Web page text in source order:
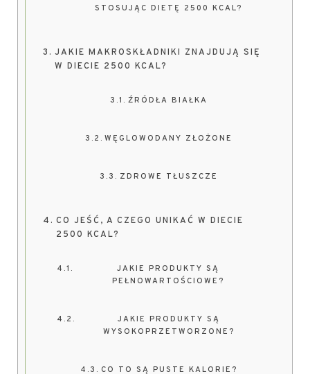
STOSUJĄC DIETĘ 2500 KCAL?
JAKIE MAKROSKŁADNIKI ZNAJDUJĄ SIĘ
W DIECIE 2500 KCAL?
ŹRÓDŁA BIAŁKA
WĘGLOWODANY ZŁOŻONE
ZDROWE TŁUSZCZE
CO JEŚĆ, A CZEGO UNIKAĆ W DIECIE
2500 KCAL?
JAKIE PRODUKTY SĄ
PEŁNOWARTOŚCIOWE?
JAKIE PRODUKTY SĄ
WYSOKOPRZETWORZONE?
CO TO SĄ PUSTE KALORIE?